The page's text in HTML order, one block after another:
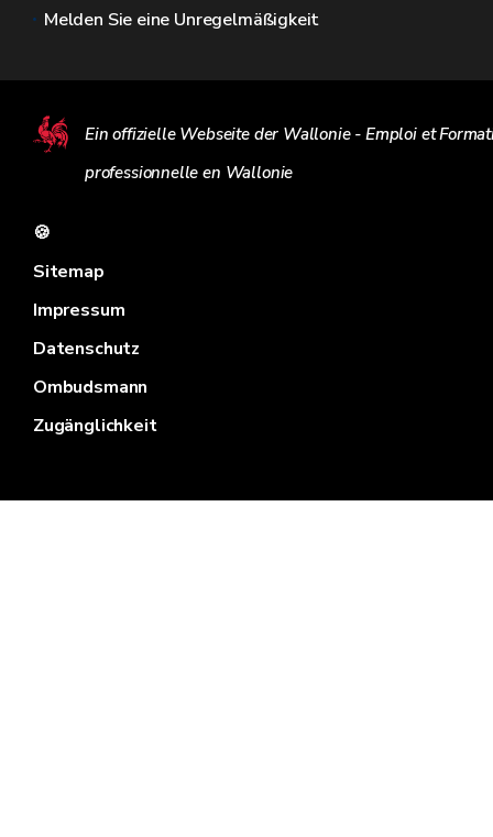
Melden Sie eine Unregelmäßigkeit
Ein offizielle Webseite der Wallonie - Emploi et
professionnelle en Wallonie
🍪
Sitemap
Impressum
Datenschutz
Ombudsmann
Zugänglichkeit